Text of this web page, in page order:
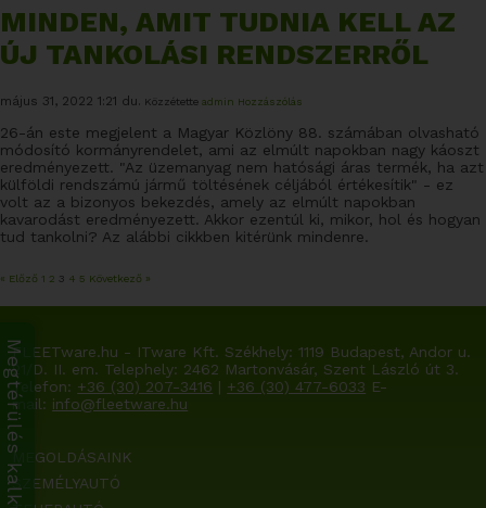
Megtérülés kalkulátor
MINDEN, AMIT TUDNIA KELL AZ
ÚJ TANKOLÁSI RENDSZERRŐL
május 31, 2022 1:21 du. Közzétette admin Hozzászólás
26-án este megjelent a Magyar Közlöny 88. számában olvasható
módosító kormányrendelet, ami az elmúlt napokban nagy káoszt
eredményezett. "Az üzemanyag nem hatósági áras termék, ha azt
külföldi rendszámú jármű töltésének céljából értékesítik" - ez
volt az a bizonyos bekezdés, amely az elmúlt napokban
kavarodást eredményezett. Akkor ezentúl ki, mikor, hol és hogyan
tud tankolni? Az alábbi cikkben kitérünk mindenre.
« Előző 1 2 3 4 5 Következő »
FLEETware.hu - ITware Kft. Székhely: 1119 Budapest, Andor u.
21/D. II. em. Telephely: 2462 Martonvásár, Szent László út 3.
Telefon: +36 (30) 207-3416 | +36 (30) 477-6033 E-
mail: info@fleetware.hu
MEGOLDÁSAINK
SZEMÉLYAUTÓ